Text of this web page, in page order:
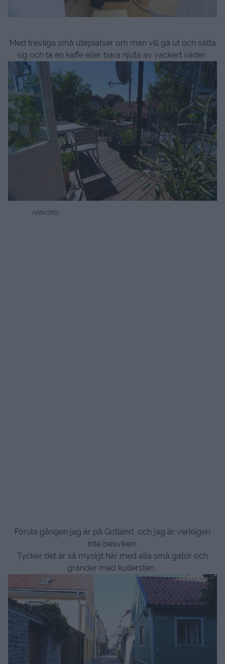
Med trevliga små uteplatser om man vill gå ut och sätta
sig och ta en kaffe eller bara njuta av vackert väder.
Första gången jag är på Gotland, och jag är verkligen
inte besviken.
Tycker det är så mysigt här med alla små gator och
gränder med kullersten.